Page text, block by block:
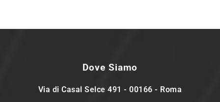
Dove Siamo
Via di Casal Selce 491 - 00166 - Roma